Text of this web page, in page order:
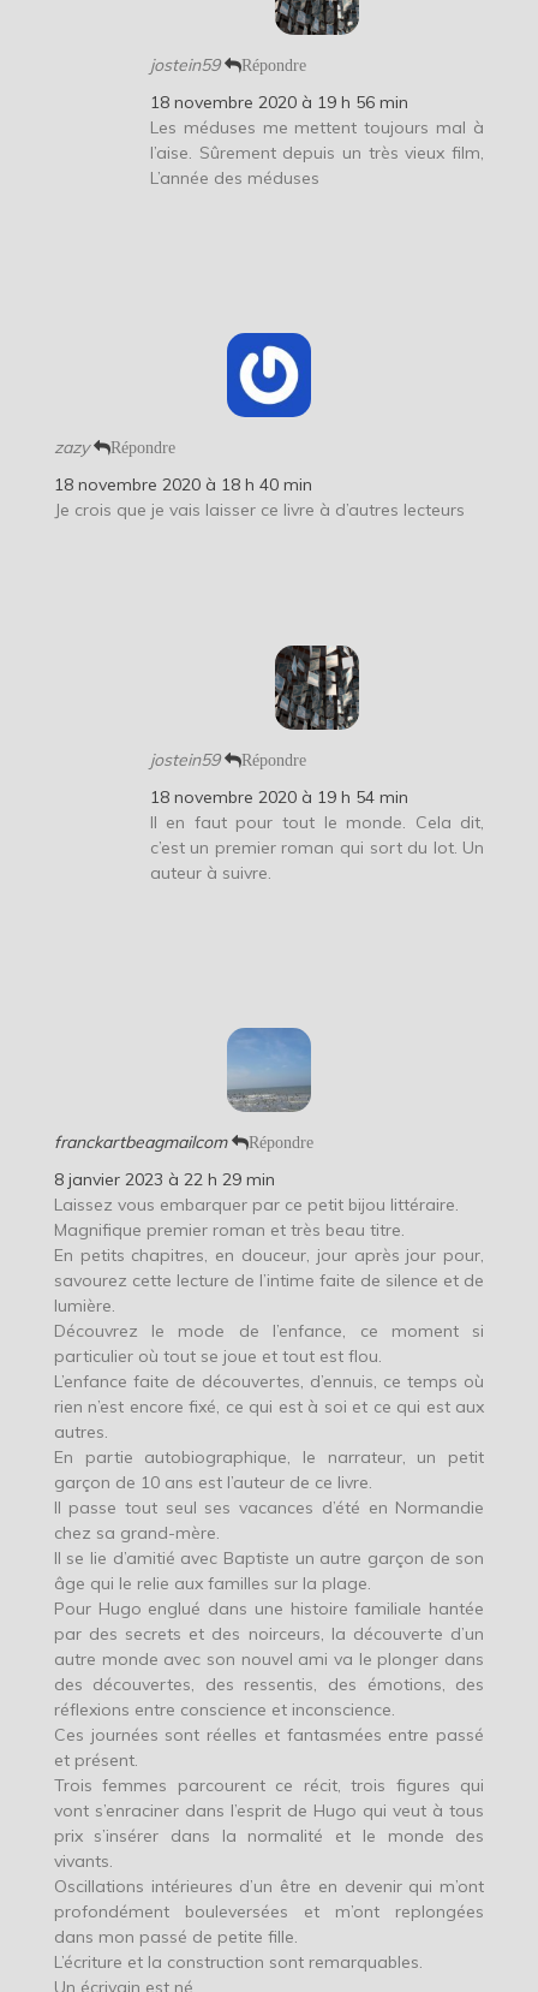
jostein59 Répondre
18 novembre 2020 à 19 h 56 min
Les méduses me mettent toujours mal à
l’aise. Sûrement depuis un très vieux film,
L’année des méduses
zazy Répondre
18 novembre 2020 à 18 h 40 min
Je crois que je vais laisser ce livre à d’autres lecteurs
jostein59 Répondre
18 novembre 2020 à 19 h 54 min
Il en faut pour tout le monde. Cela dit,
c’est un premier roman qui sort du lot. Un
auteur à suivre.
franckartbeagmailcom Répondre
8 janvier 2023 à 22 h 29 min
Laissez vous embarquer par ce petit bijou littéraire.
Magnifique premier roman et très beau titre.
En petits chapitres, en douceur, jour après jour pour,
savourez cette lecture de l’intime faite de silence et de
lumière.
Découvrez le mode de l’enfance, ce moment si
particulier où tout se joue et tout est flou.
L’enfance faite de découvertes, d’ennuis, ce temps où
rien n’est encore fixé, ce qui est à soi et ce qui est aux
autres.
En partie autobiographique, le narrateur, un petit
garçon de 10 ans est l’auteur de ce livre.
Il passe tout seul ses vacances d’été en Normandie
chez sa grand-mère.
Il se lie d’amitié avec Baptiste un autre garçon de son
âge qui le relie aux familles sur la plage.
Pour Hugo englué dans une histoire familiale hantée
par des secrets et des noirceurs, la découverte d’un
autre monde avec son nouvel ami va le plonger dans
des découvertes, des ressentis, des émotions, des
réflexions entre conscience et inconscience.
Ces journées sont réelles et fantasmées entre passé
et présent.
Trois femmes parcourent ce récit, trois figures qui
vont s’enraciner dans l’esprit de Hugo qui veut à tous
prix s’insérer dans la normalité et le monde des
vivants.
Oscillations intérieures d’un être en devenir qui m’ont
profondément bouleversées et m’ont replongées
dans mon passé de petite fille.
L’écriture et la construction sont remarquables.
Un écrivain est né.